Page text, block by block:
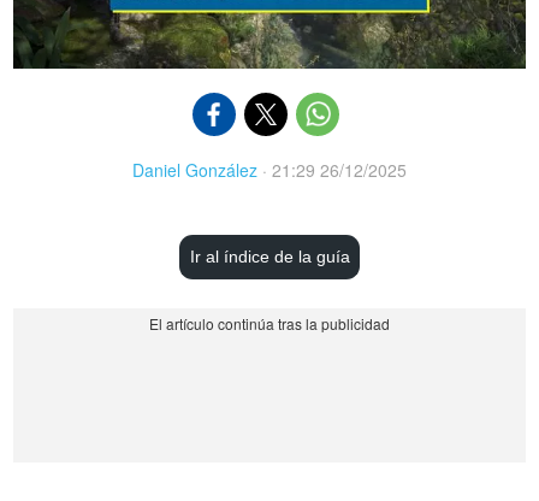
Daniel González · 21:29 26/12/2025
Ir al índice de la guía